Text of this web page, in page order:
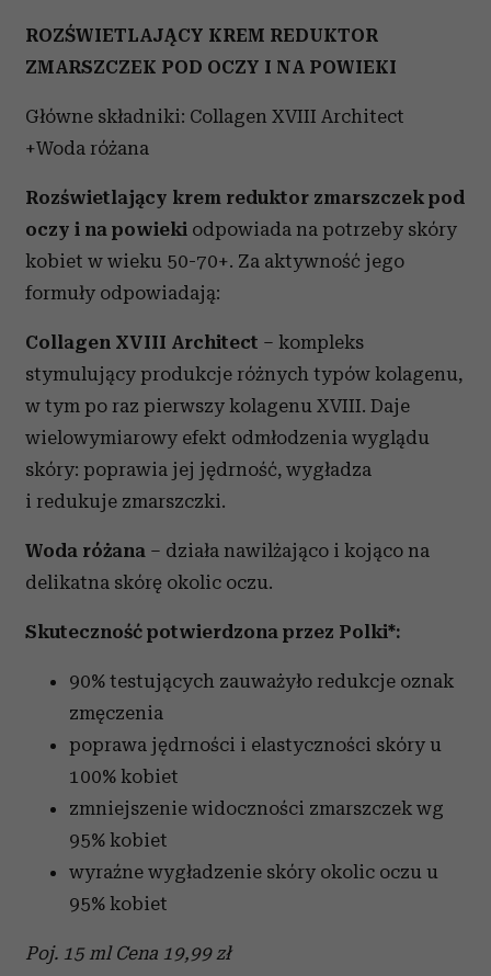
ROZŚWIETLAJĄCY KREM REDUKTOR
ZMARSZCZEK POD OCZY I NA POWIEKI
Główne składniki: Collagen XVIII Architect
+Woda różana
Rozświetlający krem reduktor zmarszczek pod
oczy i na powieki odpowiada na potrzeby skóry
kobiet w wieku 50-70+. Za aktywność jego
formuły odpowiadają:
Collagen XVIII Architect – kompleks
stymulujący produkcje różnych typów kolagenu,
w tym po raz pierwszy kolagenu XVIII. Daje
wielowymiarowy efekt odmłodzenia wyglądu
skóry: poprawia jej jędrność, wygładza
i redukuje zmarszczki.
Woda różana – działa nawilżająco i kojąco na
delikatna skórę okolic oczu.
Skuteczność potwierdzona przez Polki*:
90% testujących zauważyło redukcje oznak
zmęczenia
poprawa jędrności i elastyczności skóry u
100% kobiet
zmniejszenie widoczności zmarszczek wg
95% kobiet
wyraźne wygładzenie skóry okolic oczu u
95% kobiet
Poj. 15 ml Cena 19,99 zł